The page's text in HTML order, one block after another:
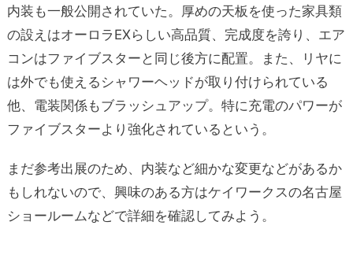
内装も一般公開されていた。厚めの天板を使った家具類
の設えはオーロラEXらしい高品質、完成度を誇り、エア
コンはファイブスターと同じ後方に配置。また、リヤに
は外でも使えるシャワーヘッドが取り付けられている
他、電装関係もブラッシュアップ。特に充電のパワーが
ファイブスターより強化されているという。
まだ参考出展のため、内装など細かな変更などがあるか
もしれないので、興味のある方はケイワークスの名古屋
ショールームなどで詳細を確認してみよう。